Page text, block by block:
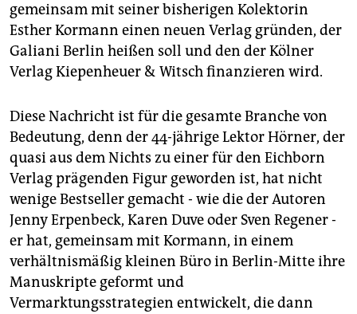
genossenschaft
epaper login
gemeinsam mit seiner bisherigen Kolektorin
Esther Kormann einen neuen Verlag gründen, der
Galiani Berlin heißen soll und den der Kölner
Verlag Kiepenheuer & Witsch finanzieren wird.
Diese Nachricht ist für die gesamte Branche von
Bedeutung, denn der 44-jährige Lektor Hörner, der
quasi aus dem Nichts zu einer für den Eichborn
Verlag prägenden Figur geworden ist, hat nicht
wenige Bestseller gemacht - wie die der Autoren
Jenny Erpenbeck, Karen Duve oder Sven Regener -
er hat, gemeinsam mit Kormann, in einem
verhältnismäßig kleinen Büro in Berlin-Mitte ihre
Manuskripte geformt und
Vermarktungsstrategien entwickelt, die dann